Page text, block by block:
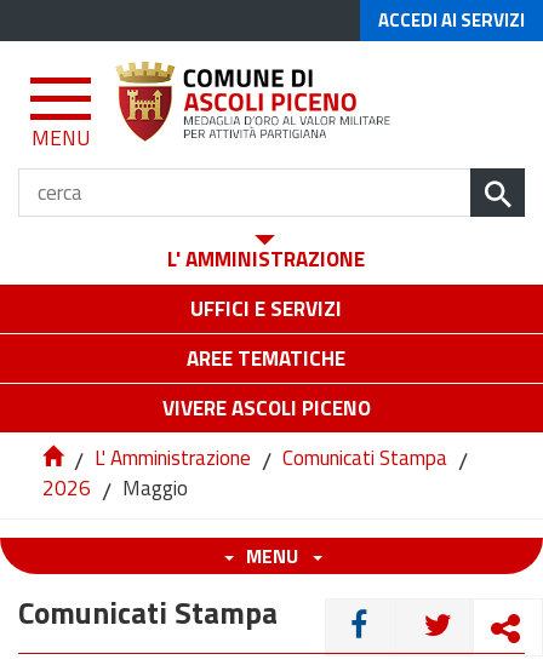
ACCEDI AI SERVIZI
MENU
L' AMMINISTRAZIONE
UFFICI E SERVIZI
AREE TEMATICHE
VIVERE ASCOLI PICENO
/ L' Amministrazione / Comunicati Stampa /
2026 / Maggio
MENU
CONDIVIDI
Comunicati Stampa